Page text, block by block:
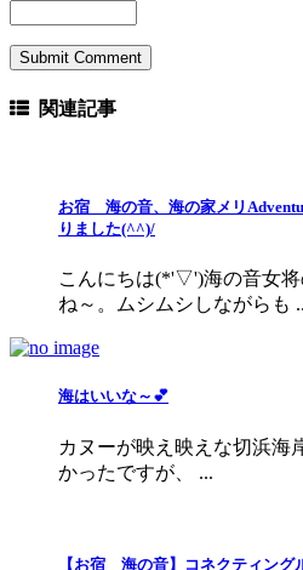
関連記事
お宿 海の音、海の家メリ
りました(^^)/
こんにちは(*'▽')海の音女
ね～。ムシムシしながらも
海はいいな～💕
カヌーが映え映えな切浜海
かったですが、 ...
【お宿 海の音】コネクティン